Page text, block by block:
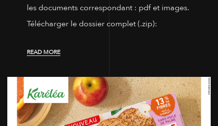
les documents correspondant : pdf et images.
Télécharger le dossier complet (.zip):
READ MORE